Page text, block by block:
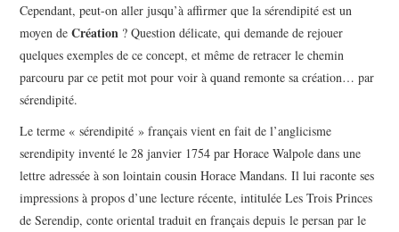
Cependant, peut-on aller jusqu’à affirmer que la sérendipité est un
moyen deCréation ? Question délicate, qui demande de rejouer
quelques exemples de ce concept, et même de retracer le chemin
parcouru par ce petit mot pour voir à quand remonte sa création… par
sérendipité.
Le terme « sérendipité » français vient en fait de l’anglicisme
serendipity inventé le 28 janvier 1754 par Horace Walpole dans une
lettre adressée à son lointain cousin Horace Mandans. Il lui raconte ses
impressions à propos d’une lecture récente, intitulée Les Trois Princes
de Serendip, conte oriental traduit en français depuis le persan par le